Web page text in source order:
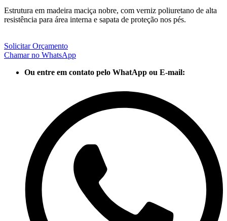
Estrutura em madeira maciça nobre, com verniz poliuretano de alta
resistência para área interna e sapata de proteção nos pés.
Solicitar Orçamento
Chamar no WhatsApp
Ou entre em contato pelo WhatApp ou E-mail: